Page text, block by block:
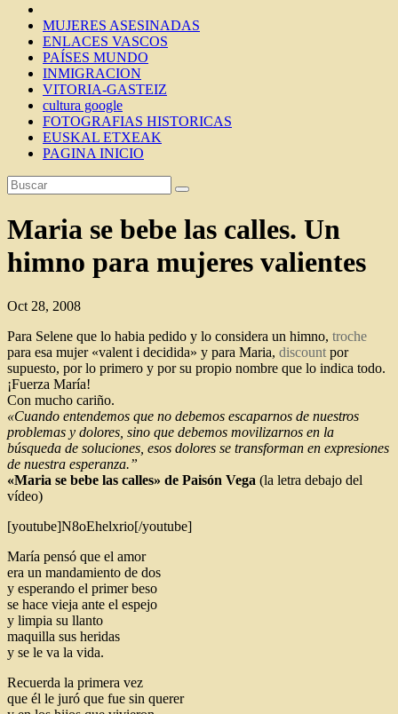
MUJERES ASESINADAS
ENLACES VASCOS
PAÍSES MUNDO
INMIGRACION
VITORIA-GASTEIZ
cultura google
FOTOGRAFIAS HISTORICAS
EUSKAL ETXEAK
PAGINA INICIO
Maria se bebe las calles. Un
himno para mujeres valientes
Oct 28, 2008
Para Selene que lo habia pedido y lo considera un himno, troche
para esa mujer «valent i decidida» y para Maria, discount por
supuesto, por lo primero y por su propio nombre que lo indica todo.
¡Fuerza María!
Con mucho cariño.
«Cuando entendemos que no debemos escaparnos de nuestros
problemas y dolores, sino que debemos movilizarnos en la
búsqueda de soluciones, esos dolores se transforman en expresiones
de nuestra esperanza.”
«Maria se bebe las calles» de Paisón Vega (la letra debajo del
vídeo)
[youtube]N8oEhelxrio[/youtube]
María pensó que el amor
era un mandamiento de dos
y esperando el primer beso
se hace vieja ante el espejo
y limpia su llanto
maquilla sus heridas
y se le va la vida.
Recuerda la primera vez
que él le juró que fue sin querer